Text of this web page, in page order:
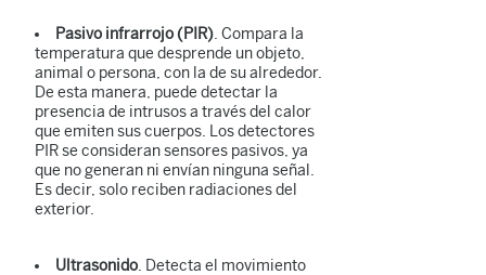
Pasivo infrarrojo (PIR). Compara la
temperatura que desprende un objeto,
animal o persona, con la de su alrededor.
De esta manera, puede detectar la
presencia de intrusos a través del calor
que emiten sus cuerpos. Los detectores
PIR se consideran sensores pasivos, ya
que no generan ni envían ninguna señal.
Es decir, solo reciben radiaciones del
exterior.
Ultrasonido. Detecta el movimiento